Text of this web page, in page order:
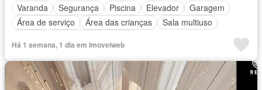
Varanda
Segurança Piscina Elevador
Garagem
Área de serviço
Área das crianças
Sala multiuso
Há 1 semana, 1 dia em Imovelweb